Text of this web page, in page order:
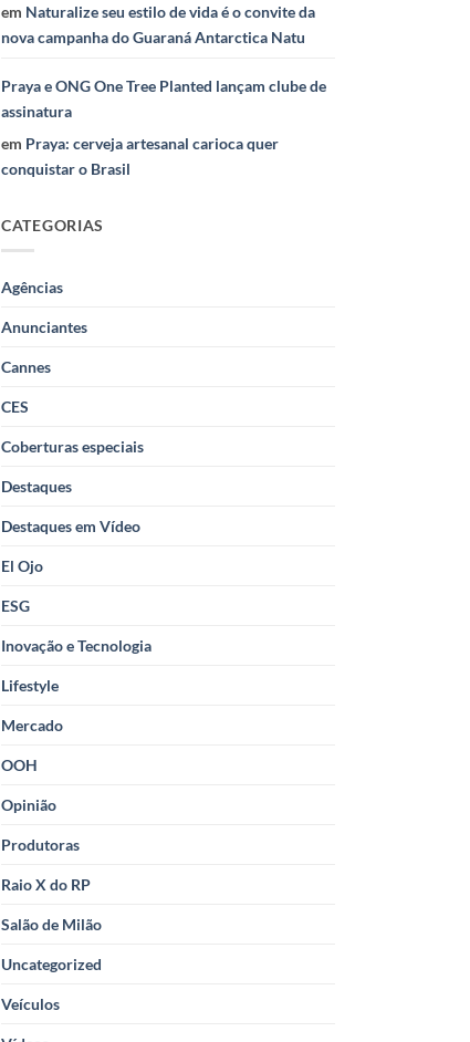
em Naturalize seu estilo de vida é o convite da
nova campanha do Guaraná Antarctica Natu
Praya e ONG One Tree Planted lançam clube de
assinatura
em Praya: cerveja artesanal carioca quer
conquistar o Brasil
CATEGORIAS
Agências
Anunciantes
Cannes
CES
Coberturas especiais
Destaques
Destaques em Vídeo
El Ojo
ESG
Inovação e Tecnologia
Lifestyle
Mercado
OOH
Opinião
Produtoras
Raio X do RP
Salão de Milão
Uncategorized
Veículos